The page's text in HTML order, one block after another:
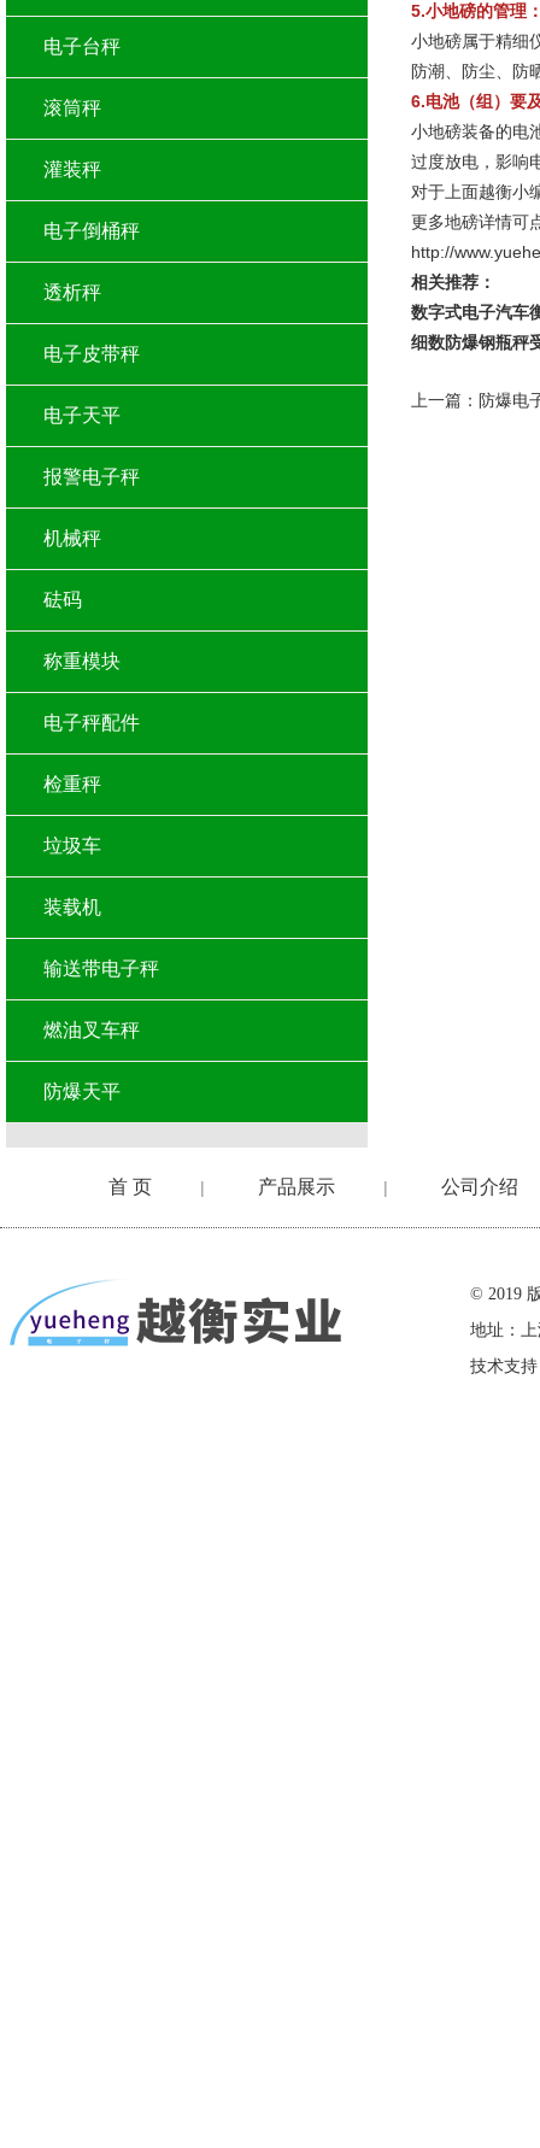
5.小地磅的管理
小地磅属于精细
防潮、防尘、防
6.电池（组）要
小地磅装备的电
过度放电，影响
对于上面越衡小
更多地磅详情可
http://
相关推荐：
数字式电子汽车
细数防爆钢瓶秤
上一篇： 防爆电
电子台秤
滚筒秤
灌装秤
电子倒桶秤
透析秤
电子皮带秤
电子天平
报警电子秤
机械秤
砝码
称重模块
电子秤配件
检重秤
垃圾车
装载机
输送带电子秤
燃油叉车秤
防爆天平
首 页 | 产品展示 | 公司介绍
© 2019
地址：
技术支